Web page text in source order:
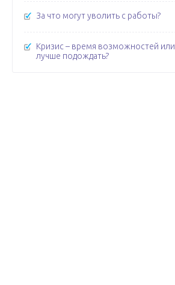
За что могут уволить с работы?
Кризис – время возможностей или
лучше подождать?